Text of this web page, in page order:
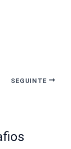
SEGUINTE